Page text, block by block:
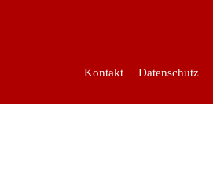
Kontakt Datenschutz